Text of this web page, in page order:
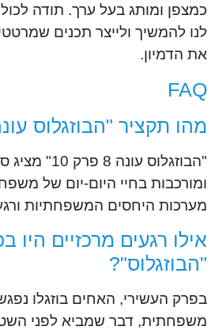
כמצפן ומותג בעל ערך. תודה
לנו להמשיך ולייצר תכנים
את הדמיון.
FAQ
מהו תקציר "הבוזגלוס עונה 8 פרק
"הבוזגלוס
ומורכבות בחיי היום-יום של
מערכות היחסים המשפחתיות
אילו רגעים מרכזיים
"הבוזגלוס"?
בפרק העשירי, האחים בוזגלו
משפחתית, דבר שמביא לפני